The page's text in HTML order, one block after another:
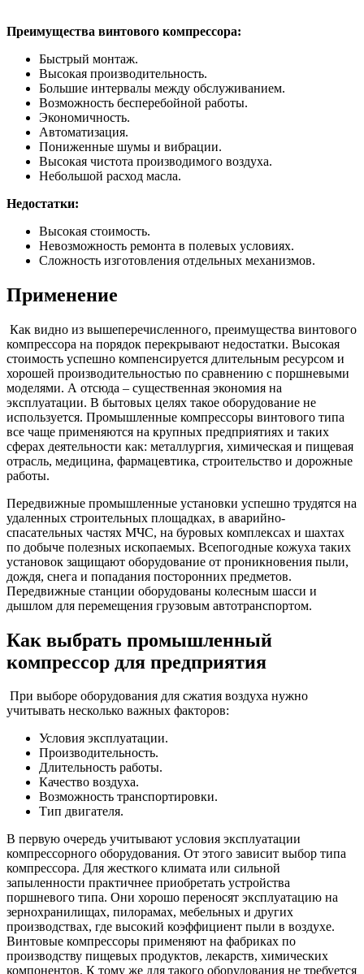
Преимущества винтового компрессора:
Быстрый монтаж.
Высокая производительность.
Большие интервалы между обслуживанием.
Возможность бесперебойной работы.
Экономичность.
Автоматизация.
Пониженные шумы и вибрации.
Высокая чистота производимого воздуха.
Небольшой расход масла.
Недостатки:
Высокая стоимость.
Невозможность ремонта в полевых условиях.
Сложность изготовления отдельных механизмов.
Применение
Как видно из вышеперечисленного, преимущества винтового
компрессора на порядок перекрывают недостатки. Высокая
стоимость успешно компенсируется длительным ресурсом и
хорошей производительностью по сравнению с поршневыми
моделями. А отсюда – существенная экономия на
эксплуатации. В бытовых целях такое оборудование не
используется. Промышленные компрессоры винтового типа
все чаще применяются на крупных предприятиях и таких
сферах деятельности как: металлургия, химическая и пищевая
отрасль, медицина, фармацевтика, строительство и дорожные
работы.
Передвижные промышленные установки успешно трудятся на
удаленных строительных площадках, в аварийно-
спасательных частях МЧС, на буровых комплексах и шахтах
по добыче полезных ископаемых. Всепогодные кожуха таких
установок защищают оборудование от проникновения пыли,
дождя, снега и попадания посторонних предметов.
Передвижные станции оборудованы колесным шасси и
дышлом для перемещения грузовым автотранспортом.
Как выбрать промышленный
компрессор для предприятия
При выборе оборудования для сжатия воздуха нужно
учитывать несколько важных факторов:
Условия эксплуатации.
Производительность.
Длительность работы.
Качество воздуха.
Возможность транспортировки.
Тип двигателя.
В первую очередь учитывают условия эксплуатации
компрессорного оборудования. От этого зависит выбор типа
компрессора. Для жесткого климата или сильной
запыленности практичнее приобретать устройства
поршневого типа. Они хорошо переносят эксплуатацию на
зернохранилищах, пилорамах, мебельных и других
производствах, где высокий коэффициент пыли в воздухе.
Винтовые компрессоры применяют на фабриках по
производству пищевых продуктов, лекарств, химических
компонентов. К тому же для такого оборудования не требуется